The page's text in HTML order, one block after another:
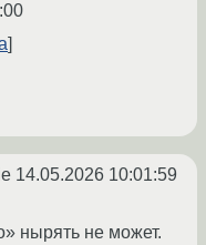
14.05.2026 10:01:59
нырять не может.